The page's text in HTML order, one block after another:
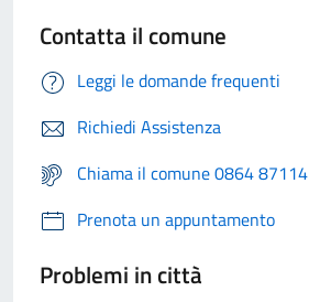
Contatta il comune
Leggi le domande frequenti
Richiedi Assistenza
Chiama il comune 0864 87114
Prenota un appuntamento
Problemi in città